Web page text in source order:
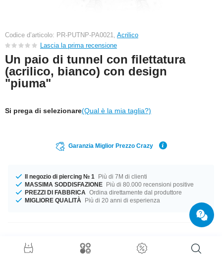
Codice d’articolo: PR-PUTNP-PA0021, Acrilico
Lascia la prima recensione
Un paio di tunnel con filettatura
(acrilico, bianco) con design
"piuma"
Si prega di selezionare(Qual è la mia taglia?)
Garanzia Miglior Prezzo Crazy
Il negozio di piercing № 1
Più di 7M di clienti
MASSIMA SODDISFAZIONE Più di 80.000 recensioni positive
PREZZI DI FABBRICA Ordina direttamente dal produttore
MIGLIORE QUALITÀ
Più di 20 anni di esperienza
Dettagli prodotto